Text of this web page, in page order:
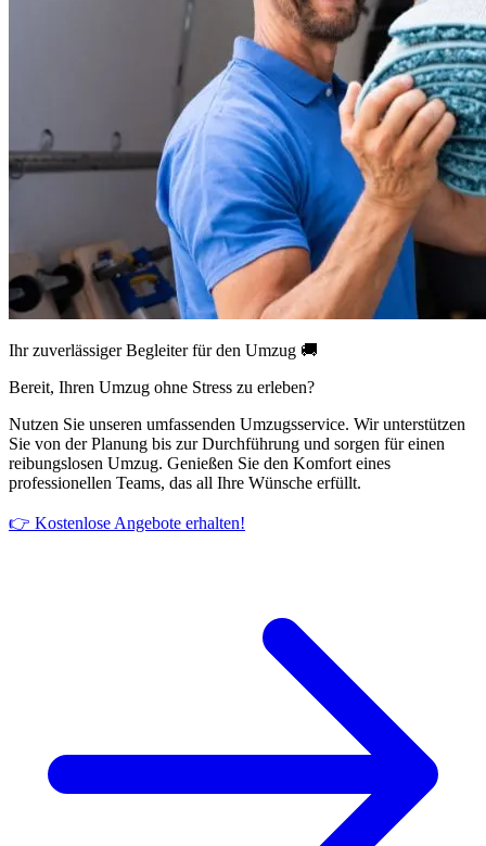
Ihr zuverlässiger Begleiter für den Umzug 🚚
Bereit, Ihren Umzug ohne Stress zu erleben?
Nutzen Sie unseren umfassenden Umzugsservice. Wir unterstützen
Sie von der Planung bis zur Durchführung und sorgen für einen
reibungslosen Umzug. Genießen Sie den Komfort eines
professionellen Teams, das all Ihre Wünsche erfüllt.
👉 Kostenlose Angebote erhalten!